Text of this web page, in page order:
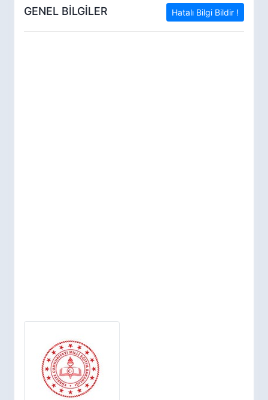
GENEL BİLGİLER Hatalı Bilgi Bildir !